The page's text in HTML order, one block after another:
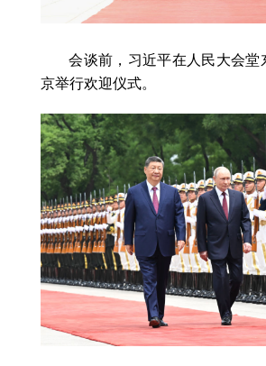
会谈前，习近平在人民大会堂
京举行欢迎仪式。